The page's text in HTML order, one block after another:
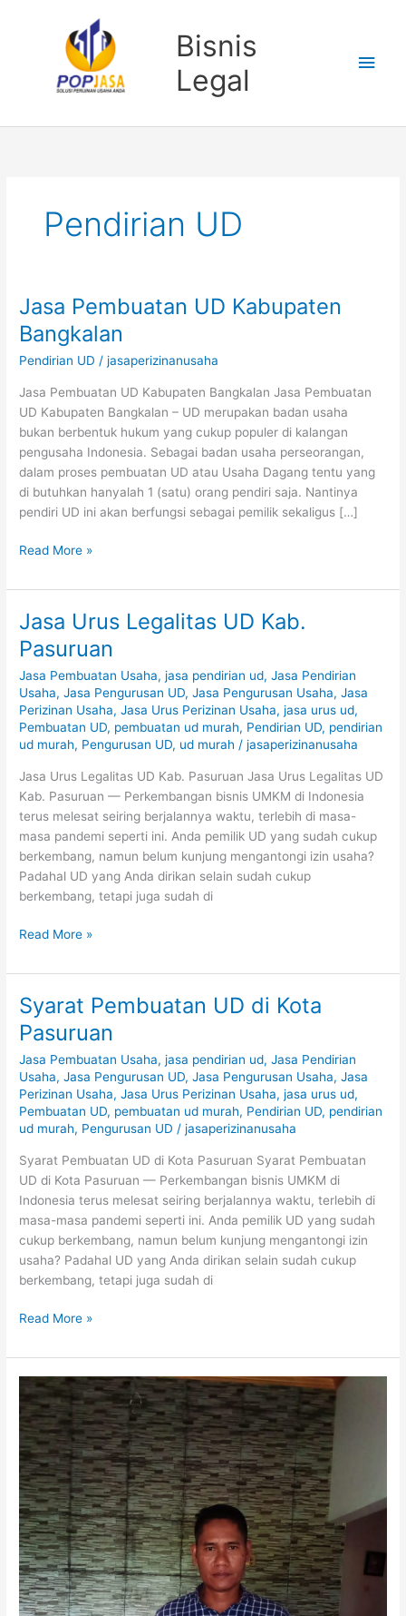
Bisnis
Legal
Pendirian UD
Jasa Pembuatan UD Kabupaten
Bangkalan
Pendirian UD /jasaperizinanusaha
Jasa Pembuatan UD Kabupaten Bangkalan Jasa Pembuatan
UD Kabupaten Bangkalan – UD merupakan badan usaha
bukan berbentuk hukum yang cukup populer di kalangan
pengusaha Indonesia. Sebagai badan usaha perseorangan,
dalam proses pembuatan UD atau Usaha Dagang tentu yang
di butuhkan hanyalah 1 (satu) orang pendiri saja. Nantinya
pendiri UD ini akan berfungsi sebagai pemilik sekaligus […]
Jasa
Pembuatan
UD
Kabupaten
Read More »
Jasa Urus Legalitas UD Kab.
Pasuruan
Jasa Pembuatan Usaha,jasa pendirian ud,Jasa Pendirian
Usaha,Jasa Pengurusan UD,Jasa Pengurusan Usaha,Jasa
Perizinan Usaha,Jasa Urus Perizinan Usaha,jasa urus ud,
Pembuatan UD, pembuatan ud murah, Pendirian UD, pendirian
ud murah, Pengurusan UD, ud murah /jasaperizinanusaha
Jasa Urus Legalitas UD Kab. Pasuruan Jasa Urus Legalitas UD
Kab. Pasuruan — Perkembangan bisnis UMKM di Indonesia
terus melesat seiring berjalannya waktu, terlebih di masa-
masa pandemi seperti ini. Anda pemilik UD yang sudah cukup
berkembang, namun belum kunjung mengantongi izin usaha?
Padahal UD yang Anda dirikan selain sudah cukup
berkembang, tetapi juga sudah di
Jasa
Urus
Legalitas
UD
Kab.
Pasuruan
Read More »
Syarat Pembuatan UD di Kota
Pasuruan
Jasa Pembuatan Usaha,jasa pendirian ud,Jasa Pendirian
Usaha,Jasa Pengurusan UD,Jasa Pengurusan Usaha,Jasa
Perizinan Usaha,Jasa Urus Perizinan Usaha,jasa urus ud,
Pembuatan UD, pembuatan ud murah, Pendirian UD, pendirian
ud murah, Pengurusan UD /jasaperizinanusaha
Syarat Pembuatan UD di Kota Pasuruan Syarat Pembuatan
UD di Kota Pasuruan — Perkembangan bisnis UMKM di
Indonesia terus melesat seiring berjalannya waktu, terlebih di
masa-masa pandemi seperti ini. Anda pemilik UD yang sudah
cukup berkembang, namun belum kunjung mengantongi izin
usaha? Padahal UD yang Anda dirikan selain sudah cukup
berkembang, tetapi juga sudah di
Syarat
Pembuatan
UD
di
Kota
Pasuruan
Read More »
SYARAT
PENGURUSAN
UD
KABUPATEN
MALANG